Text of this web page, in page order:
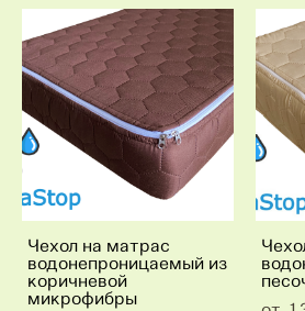
Чехол на матрас
водонепроницаемый из
коричневой
микрофибры